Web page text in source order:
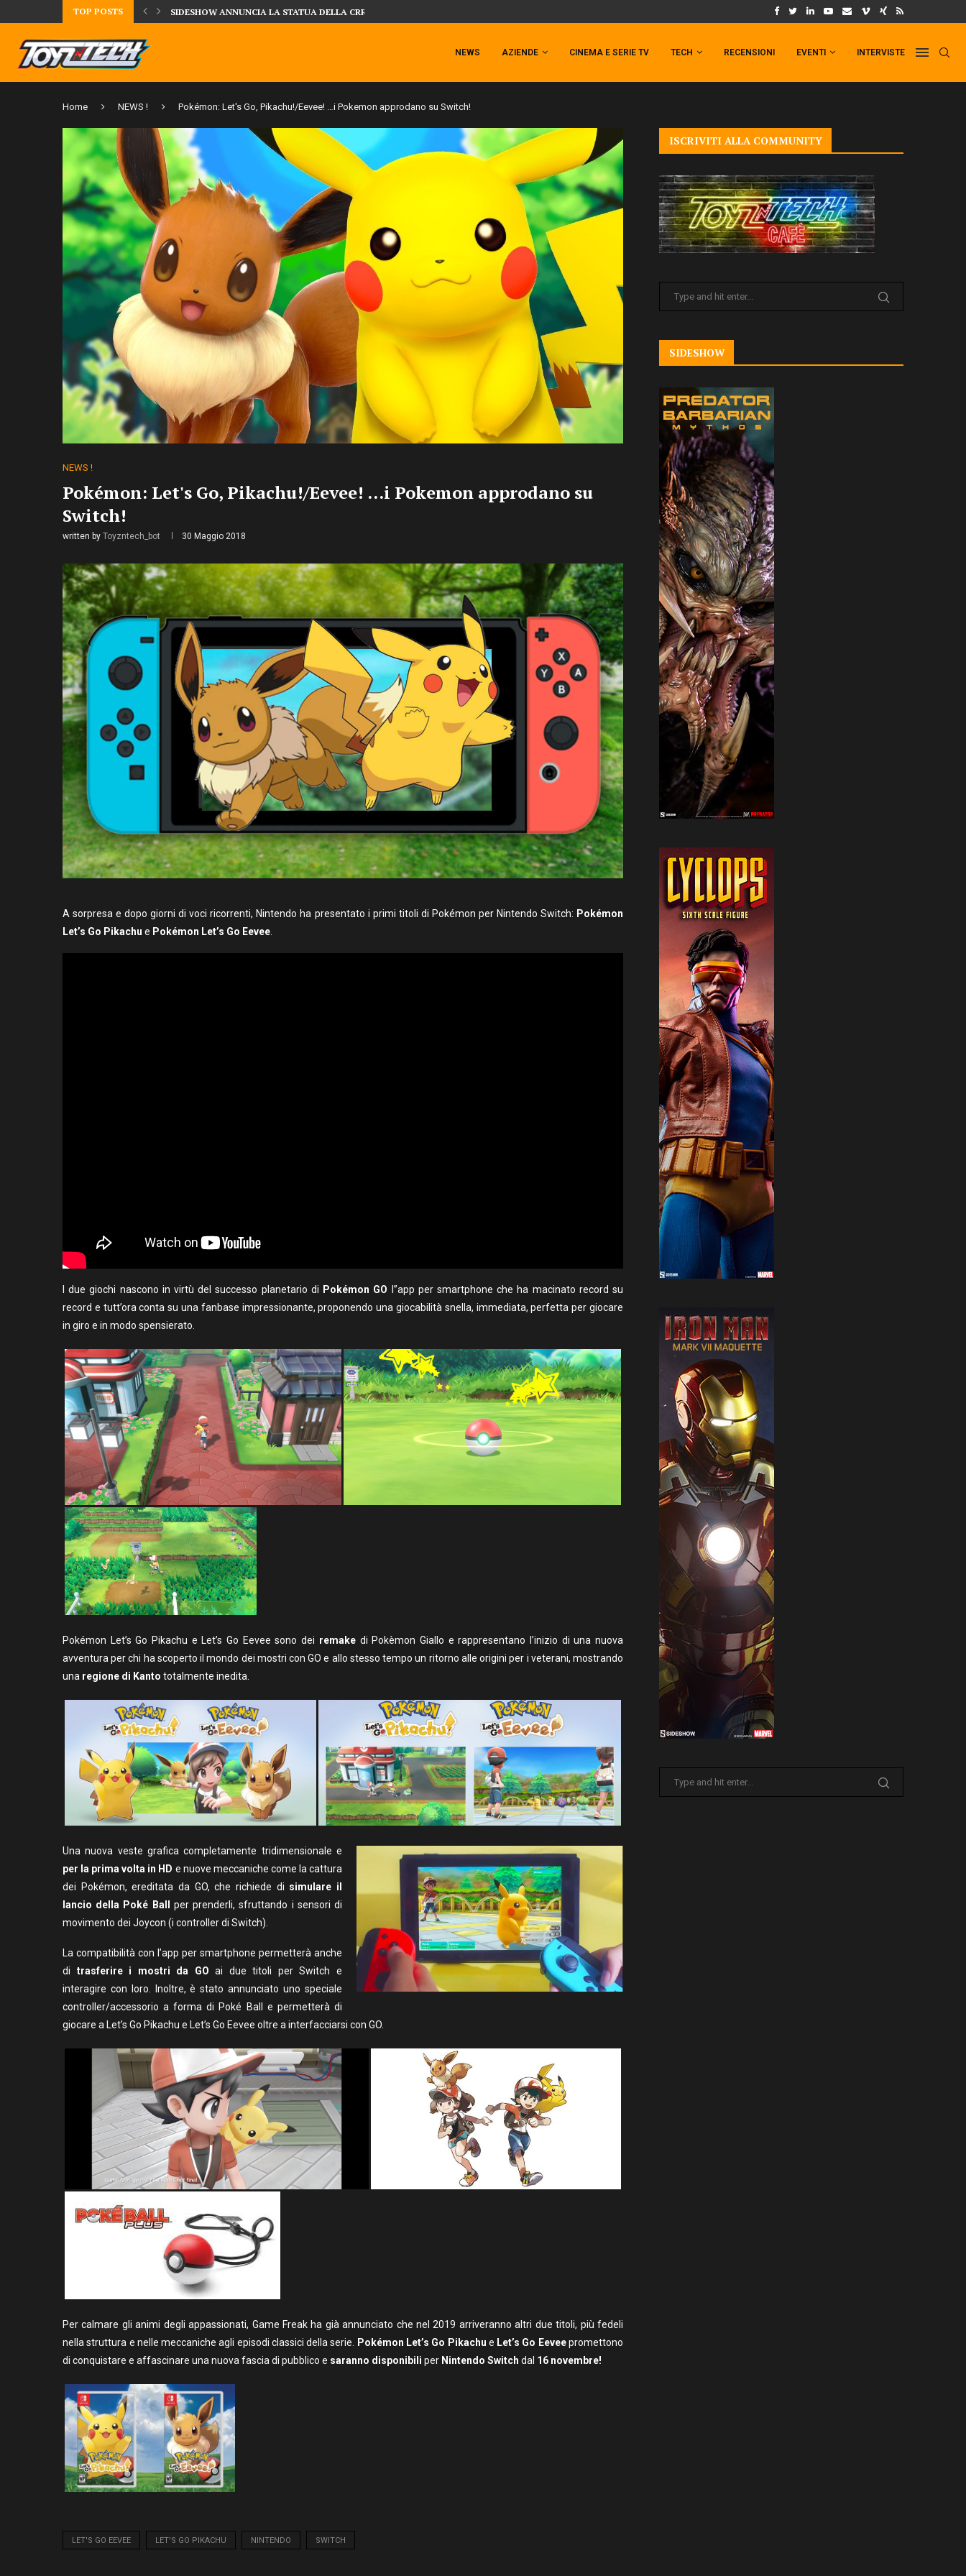
TOP POSTS
DELLA CRRATURA DELLA LAGUNA...DAL MONDO DEGLI X-MEN ARRIVA TEMPESTA TARGATA SIDESHOW! IL TRAILER DI FIST OF THE NORTH STAR!
NEWS AZIENDE CINEMA E SERIE TV TECH RECENSIONI EVENTI INTERVISTE
Home NEWS ! Pokémon: Let's Go, Pikachu!/Eevee! …i Pokemon approdano su Switch!
NEWS !
Pokémon: Let's Go, Pikachu!/Eevee! …i Pokemon approdano su
Switch!
written by Toyzntech_bot 30 Maggio 2018
A sorpresa e dopo giorni di voci ricorrenti, Nintendo ha presentato i primi titoli di Pokémon per Nintendo Switch: Pokémon
Let’s Go Pikachu e Pokémon Let’s Go Eevee.
I due giochi nascono in virtù del successo planetario di Pokémon GO l”app per smartphone che ha macinato record su
record e tutt’ora conta su una fanbase impressionante, proponendo una giocabilità snella, immediata, perfetta per giocare
in giro e in modo spensierato.
Pokémon Let’s Go Pikachu e Let’s Go Eevee sono dei remakedi Pokèmon Giallo e rappresentano l’inizio di una nuova
avventura per chi ha scoperto il mondo dei mostri con GO e allo stesso tempo un ritorno alle origini per i veterani, mostrando
una regione di Kanto totalmente inedita.
Una nuova veste grafica completamente tridimensionale e
per la prima volta in HD e nuove meccaniche come la cattura
dei Pokémon, ereditata da GO, che richiede di simulare il
lancio della Poké Ball
per prenderli, sfruttando i sensori di
movimento dei Joycon (i controller di Switch).
La compatibilità con l’app per smartphone permetterà anche
di trasferire i mostri da GO ai due titoli per Switch e
interagire con loro. Inoltre, è stato annunciato uno speciale
controller/accessorio a forma di Poké Ball e permetterà di
giocare a Let’s Go Pikachu e Let’s Go Eevee oltre a interfacciarsi con GO.
Per calmare gli animi degli appassionati, Game Freak ha già annunciato che nel 2019 arriveranno altri due titoli, più fedeli
nella struttura e nelle meccaniche agli episodi classici della serie.
Pokémon Let’s Go Pikachu e Let’s Go Eeveepromettono
di conquistare e affascinare una nuova fascia di pubblico e saranno disponibili per Nintendo Switch dal 16 novembre!
LET'S GO EEVEE LET'S GO PIKACHU NINTENDO SWITCH
ISCRIVITI ALLA COMMUNITY
SIDESHOW